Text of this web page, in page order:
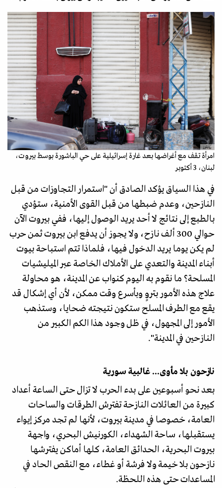
رويترز
امرأة تقف مع أغراضها بعد غارة إسرائيلية على حي الباشورة بوسط بيروت،
لبنان، 3 أكتوبر
في هذا السياق يؤكد الصادق أن "استمرار التجاوزات من قبل
النازحين، وعدم ضبطها من قبل القوى الأمنية، ستؤدي
بالطبع إلى نتائج لا أحد يريد الوصول إليها، ففي بيروت الآن
حوالي 300 ألف نازح، ولا يجوز أن يدفع ابن بيروت ثمن حرب
لم يكن يوما يريد الدخول فيها، فلماذا تتم استباحة بيوت
أبناء المدينة والتعدي على الأملاك الخاصة عبر الميليشيات
المسلحة؟ ما نقوم به اليوم كنواب عن المدينة، هو محاولة
علاج هذه الأمور بتروٍ وبأسرع وقت ممكن، لأن أي إشكال قد
يقع مع الطرف المسلح ستكون نتيجته ضحايا، وستذهب
الأمور إلى المجهول، في ظل وجود هذا الكم الكبير من
النازحين في المدينة".
نازحون بلا مأوى... غالبية سورية
بعد نحو أسبوعين على بدء الحرب لا تزال حتى الساعة أعداد
كبيرة من العائلات النازحة تفترش الطرقات والساحات
العامة، خصوصا في مدينة بيروت، لأنها لم تجد مركز إيواء
يستقبلها، ساحة الشهداء، الكورنيش البحري، واجهة
بيروت البحرية، الحدائق العامة، كلها أماكن يفترشها
نازحون بلا خيمة ولا فرشة أو غطاء، مع النقص الحاد في
المساعدات حتى هذه اللحظة.